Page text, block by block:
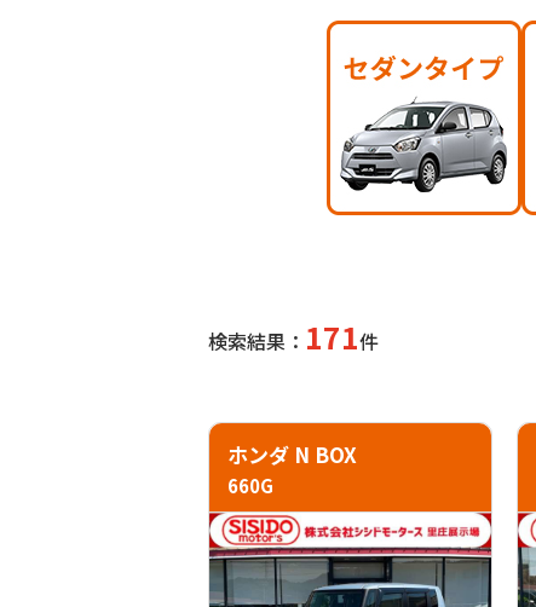
検索結果： 171件
ホンダ N BOX
660G